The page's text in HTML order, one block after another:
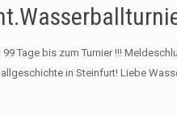
99 Tage bis zum Turnier !!!
in Steinfurt! Liebe